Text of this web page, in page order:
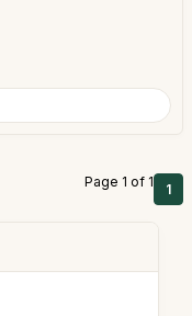
Page 1 of 1 1